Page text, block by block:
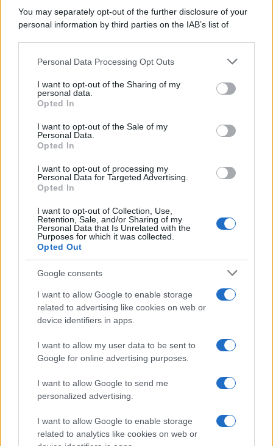
You may separately opt-out of the further disclosure of your
personal information by third parties on the IAB’s list of
This information may also be disclosed by us to third parties
disclose it to other third parties.
Please note that this website/app uses one or more Google
services and may gather and store information including but
not limited to your visit or usage behaviour. You may click to
grant or deny consent to Google and its third-party tags to
consent section.
Personal Data Processing Opt Outs
I want to opt-out of the Sharing of my
personal data.
Opted In
I want to opt-out of the Sale of my
Personal Data.
Opted In
I want to opt-out of processing my
Personal Data for Targeted Advertising.
Opted In
I want to opt-out of Collection, Use,
Retention, Sale, and/or Sharing of my
Personal Data that Is Unrelated with the
Purposes for which it was collected.
Opted Out
Google consents
I want to allow Google to enable storage
related to advertising like cookies on web or
device identifiers in apps.
I want to allow my user data to be sent to
Google for online advertising purposes.
I want to allow Google to send me
personalized advertising.
I want to allow Google to enable storage
related to analytics like cookies on web or
FRASI
Frasi celebri
Frasi da condividere
Poesie
FILM
Frasi dei film
Frasi film più lette
Incipit dei film
Film più cercati
Frasi sul cinema
SERVIZI
Mappa del sito